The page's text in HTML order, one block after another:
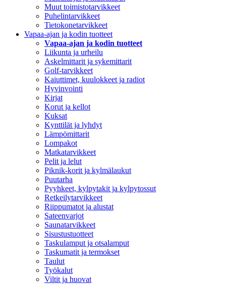
Muut toimistotarvikkeet
Puhelintarvikkeet
Tietokonetarvikkeet
Vapaa-ajan ja kodin tuotteet
Vapaa-ajan ja kodin tuotteet
Liikunta ja urheilu
Askelmittarit ja sykemittarit
Golf-tarvikkeet
Kaiuttimet, kuulokkeet ja radiot
Hyvinvointi
Kirjat
Korut ja kellot
Kuksat
Kynttilät ja lyhdyt
Lämpömittarit
Lompakot
Matkatarvikkeet
Pelit ja lelut
Piknik-korit ja kylmälaukut
Puutarha
Pyyhkeet, kylpytakit ja kylpytossut
Retkeilytarvikkeet
Riippumatot ja alustat
Sateenvarjot
Saunatarvikkeet
Sisustustuotteet
Taskulamput ja otsalamput
Taskumatit ja termokset
Taulut
Työkalut
Viltit ja huovat